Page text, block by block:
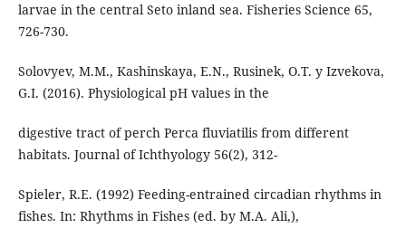
larvae in the central Seto inland sea. Fisheries Science 65,
726-730.
Solovyev, M.M., Kashinskaya, E.N., Rusinek, O.T. y Izvekova,
G.I. (2016). Physiological pH values in the
digestive tract of perch Perca fluviatilis from different
habitats. Journal of Ichthyology 56(2), 312-
Spieler, R.E. (1992) Feeding-entrained circadian rhythms in
fishes. In: Rhythms in Fishes (ed. by M.A. Ali,),